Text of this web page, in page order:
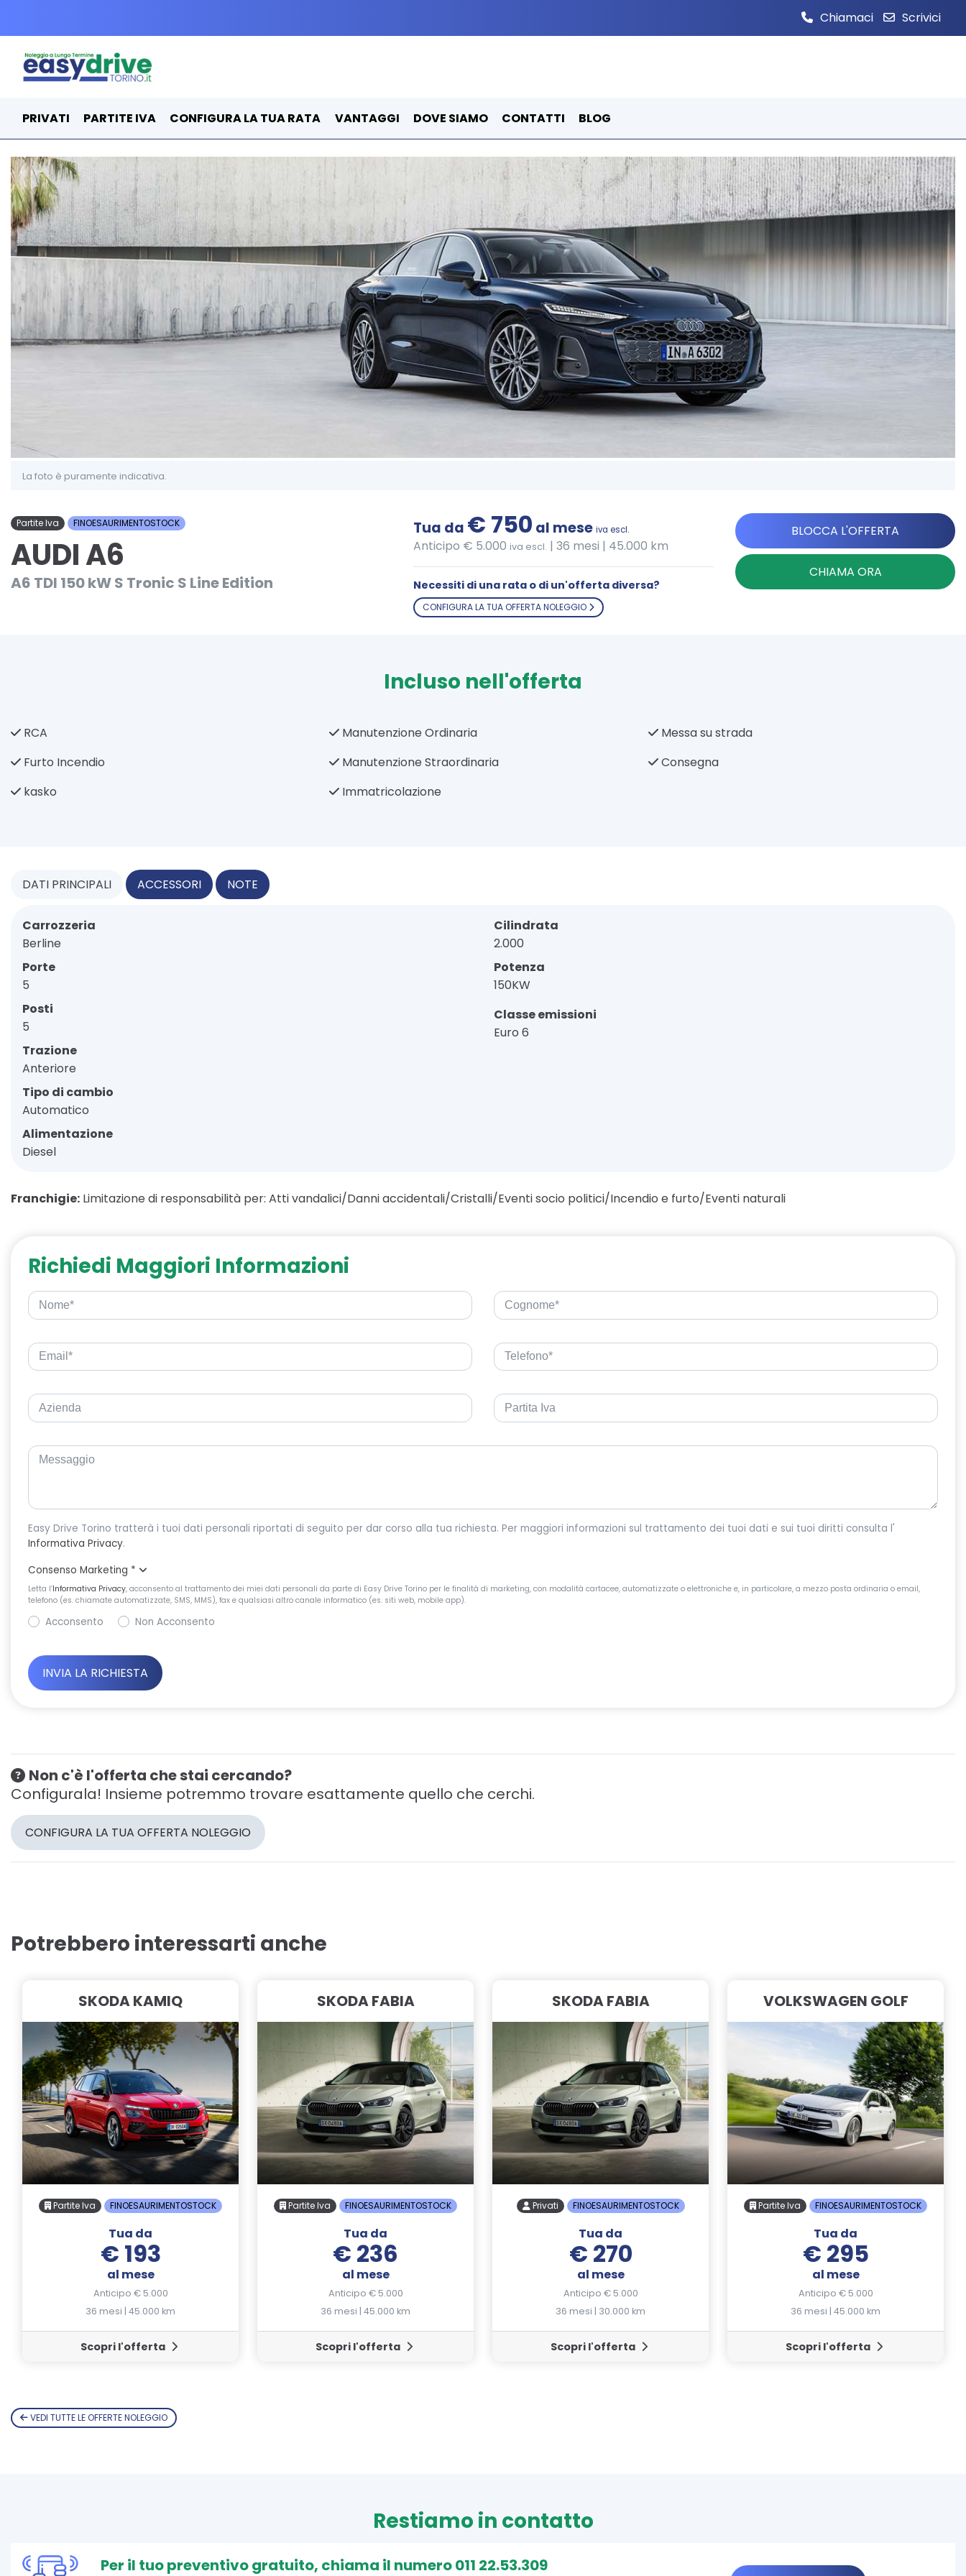
Chiamaci Scrivici
PRIVATI PARTITE IVA CONFIGURA LA TUA RATA VANTAGGI DOVE SIAMO CONTATTI BLOG
La foto è puramente indicativa.
Partite Iva FINOESAURIMENTOSTOCK
AUDI A6
A6 TDI 150 kW S Tronic S Line Edition
Tua da € 750 al mese iva escl.
Anticipo € 5.000 iva escl. | 36 mesi | 45.000 km
Necessiti di una rata o di un'offerta diversa?
CONFIGURA LA TUA OFFERTA NOLEGGIO
BLOCCA L'OFFERTA
CHIAMA ORA
Incluso nell'offerta
RCA
Furto Incendio
kasko
Manutenzione Ordinaria
Manutenzione Straordinaria
Immatricolazione
Messa su strada
Consegna
DATI PRINCIPALI ACCESSORI NOTE
Carrozzeria
Berline
Porte
5
Posti
5
Trazione
Anteriore
Tipo di cambio
Automatico
Alimentazione
Diesel
Cilindrata
2.000
Potenza
150KW
Classe emissioni
Euro 6
Franchigie: Limitazione di responsabilità per: Atti vandalici/Danni accidentali/Cristalli/Eventi socio politici/Incendio e furto/Eventi naturali
Richiedi Maggiori Informazioni
Easy Drive Torino tratterà i tuoi dati personali riportati di seguito per dar corso alla tua richiesta. Per maggiori informazioni sul trattamento dei tuoi dati e sui tuoi diritti consulta l'
Informativa Privacy.
Consenso Marketing *
Letta l’Informativa Privacy, acconsento al trattamento dei miei dati personali da parte di Easy Drive Torino per le finalità di marketing, con modalità cartacee, automatizzate o elettroniche e, in particolare, a mezzo posta ordinaria o email,
telefono (es. chiamate automatizzate, SMS, MMS), fax e qualsiasi altro canale informatico (es. siti web, mobile app).
Acconsento Non Acconsento
Non c'è l'offerta che stai cercando?
Configurala! Insieme potremmo trovare esattamente quello che cerchi.
CONFIGURA LA TUA OFFERTA NOLEGGIO
Potrebbero interessarti anche
SKODA KAMIQ
Partite Iva FINOESAURIMENTOSTOCK
Tua da
€ 193
al mese
Anticipo € 5.000
36 mesi | 45.000 km
Scopri l'offerta
SKODA FABIA
Partite Iva FINOESAURIMENTOSTOCK
Tua da
€ 236
al mese
Anticipo € 5.000
36 mesi | 45.000 km
Scopri l'offerta
SKODA FABIA
Privati FINOESAURIMENTOSTOCK
Tua da
€ 270
al mese
Anticipo € 5.000
36 mesi | 30.000 km
Scopri l'offerta
VOLKSWAGEN GOLF
Partite Iva FINOESAURIMENTOSTOCK
Tua da
€ 295
al mese
Anticipo € 5.000
36 mesi | 45.000 km
Scopri l'offerta
VEDI TUTTE LE OFFERTE NOLEGGIO
Restiamo in contatto
Per il tuo preventivo gratuito, chiama il numero 011 22.53.309